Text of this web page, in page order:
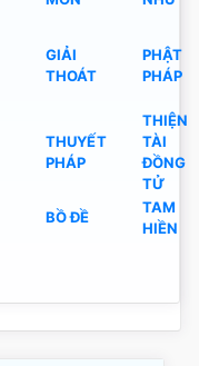
GIẢI
THOÁT
PHẬT
PHÁP
THUYẾT
PHÁP
THIỆN
TÀI
ĐỒNG
TỬ
BỒ ĐỀ
TAM
HIỀN